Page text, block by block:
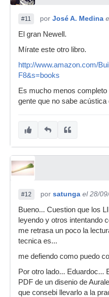
#11 por José A. Medina
El gran Newell.
Mírate este otro libro.
http://www.amazon.com/
F8&s=books
Es mucho menos
gente que no sabe
#12 por satunga el 28/
Bueno... Cuestion que los
leyendo y otros intentando
me retrasa un poco la
tecnica es...
me defiendo como puedo
Por otro lado... Eduardoc...
PDF de un disenio de
que consebi llevarlo a la